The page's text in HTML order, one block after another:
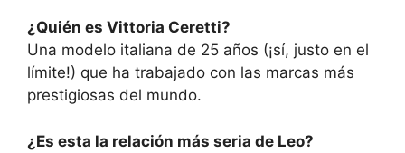
¿Quién es Vittoria Ceretti?
Una modelo italiana de 25 años (¡sí, justo en el
límite!) que ha trabajado con las marcas más
prestigiosas del mundo.
¿Es esta la relación más seria de Leo?